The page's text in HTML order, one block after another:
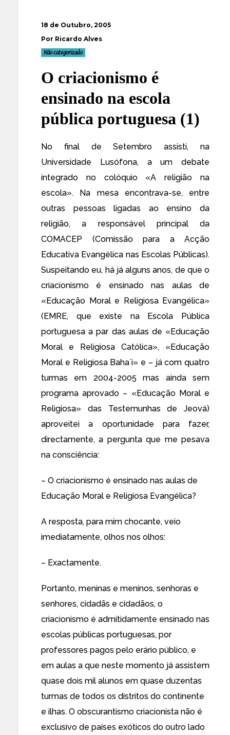
18 de Outubro, 2005
Por Ricardo Alves
Não categorizado
O criacionismo é
ensinado na escola
pública portuguesa (1)
No final de Setembro assisti, na
Universidade Lusófona, a um debate
integrado no colóquio «A religião na
escola». Na mesa encontrava-se, entre
outras pessoas ligadas ao ensino da
religião, a responsável principal da
COMACEP (Comissão para a Acção
Educativa Evangélica nas Escolas Públicas).
Suspeitando eu, há já alguns anos, de que o
criacionismo é ensinado nas aulas de
«Educação Moral e Religiosa Evangélica»
(EMRE, que existe na Escola Pública
portuguesa a par das aulas de «Educação
Moral e Religiosa Católica», «Educação
Moral e Religiosa Baha´i» e – já com quatro
turmas em 2004-2005 mas ainda sem
programa aprovado – «Educação Moral e
Religiosa» das Testemunhas de Jeová)
aproveitei a oportunidade para fazer,
directamente, a pergunta que me pesava
na consciência:
– O criacionismo é ensinado nas aulas de
Educação Moral e Religiosa Evangélica?
A resposta, para mim chocante, veio
imediatamente, olhos nos olhos:
– Exactamente.
Portanto, meninas e meninos, senhoras e
senhores, cidadãs e cidadãos, o
criacionismo é admitidamente ensinado nas
escolas públicas portuguesas, por
professores pagos pelo erário público, e
em aulas a que neste momento já assistem
quase dois mil alunos em quase duzentas
turmas de todos os distritos do continente
e ilhas. O obscurantismo criacionista não é
exclusivo de países exóticos do outro lado